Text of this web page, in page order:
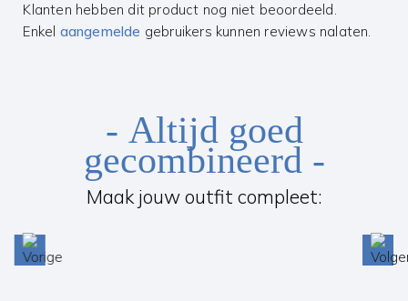
Klanten hebben dit product nog niet beoordeeld.
Enkel aangemelde gebruikers kunnen reviews nalaten.
- Altijd goed
gecombineerd -
Maak jouw outfit compleet: